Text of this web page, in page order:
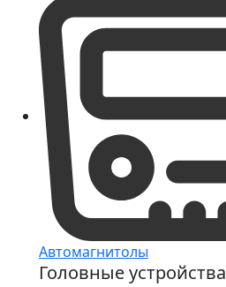
Автомагнитолы
Головные устройства